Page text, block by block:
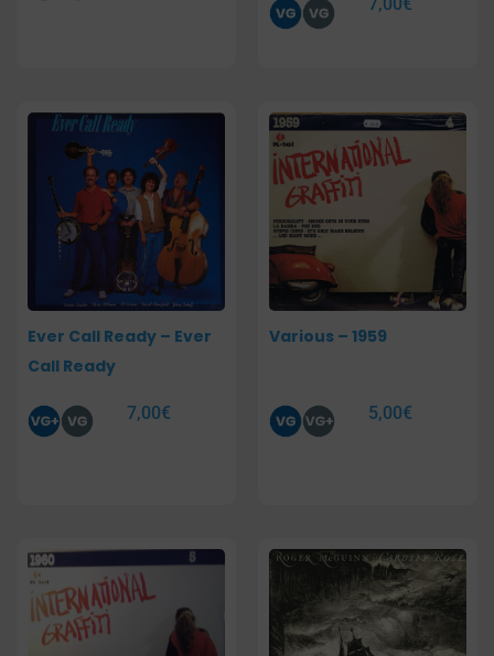
Ever Call Ready – Ever
Call Ready
7,00€
Various – 1959
5,00€